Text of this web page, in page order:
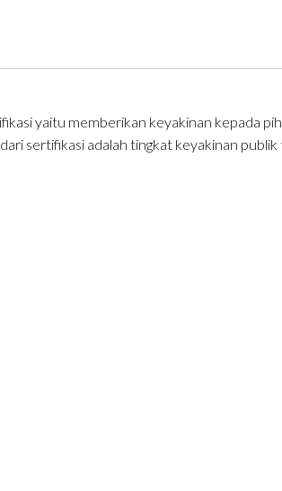
yaitu memberikan keyakinan kepada
sertifikasi adalah tingkat keyakinan